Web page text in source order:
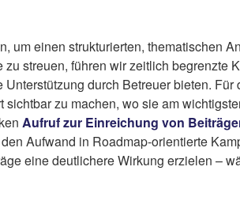
um einen strukturierten, thematischen
streuen, führen wir zeitlich begrenzte
durch Betreuer bieten. Für
zu machen, wo sie am
Aufruf zur Einreichung von
Aufwand in Roadmap-orientierte
eine deutlichere Wirkung erzielen –